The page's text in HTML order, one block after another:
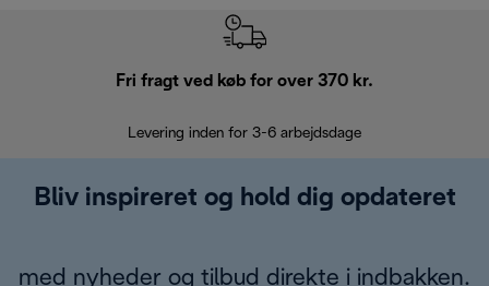
Fri fragt ved køb for over 370 kr.
Levering inden for 3-6 arbejdsdage
Bliv inspireret og hold dig opdateret
med nyheder og tilbud direkte i indbakken.